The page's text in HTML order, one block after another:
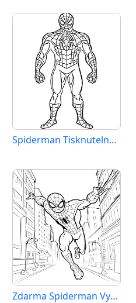
Spiderman Tisknutelný Zdarma
Zdarma Spiderman Vymalovatelné